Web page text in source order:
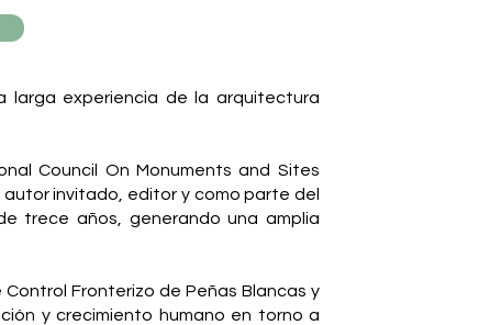
larga experiencia de la arquitectura
Council On Monuments and Sites
autor invitado, editor y como parte del
trece años, generando una amplia
Fronterizo de Peñas Blancas y
y crecimiento humano en torno a